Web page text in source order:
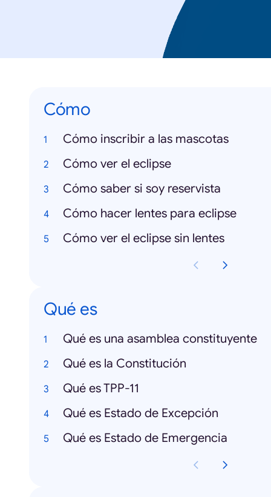
Cómo
Cómo inscribir a las mascotas
Cómo ver el eclipse
Cómo saber si soy reservista
Cómo hacer lentes para eclipse
Cómo ver el eclipse sin lentes
Qué es
Qué es una asamblea constituyente
Qué es la Constitución
Qué es TPP-11
Qué es Estado de Excepción
Qué es Estado de Emergencia